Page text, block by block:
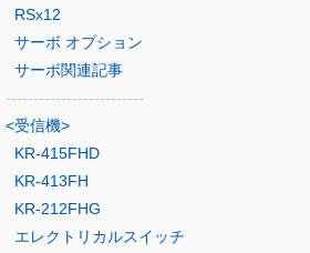
RSx12
サーボ オプション
サーボ関連記事
-------------------------
<受信機>
KR-415FHD
KR-413FH
KR-212FHG
エレクトリカルスイッチ